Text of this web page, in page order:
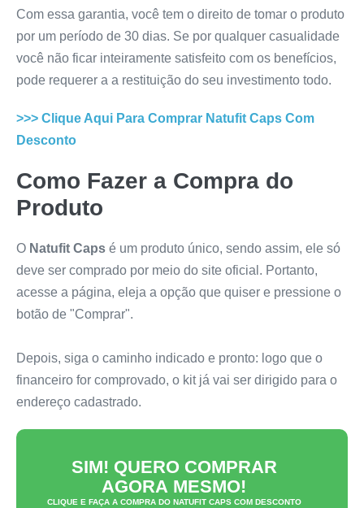
Com essa garantia, você tem o direito de tomar o produto
por um período de 30 dias. Se por qualquer casualidade
você não ficar inteiramente satisfeito com os benefícios,
pode requerer a a restituição do seu investimento todo.
>>> Clique Aqui Para Comprar Natufit Caps Com
Desconto
Como Fazer a Compra do
Produto
O Natufit Caps é um produto único, sendo assim, ele só
deve ser comprado por meio do site oficial. Portanto,
acesse a página, eleja a opção que quiser e pressione o
botão de "Comprar".
Depois, siga o caminho indicado e pronto: logo que o
financeiro for comprovado, o kit já vai ser dirigido para o
endereço cadastrado.
SIM! QUERO COMPRAR
AGORA MESMO!
CLIQUE E FAÇA A COMPRA DO NATUFIT CAPSCOM DESCONTO